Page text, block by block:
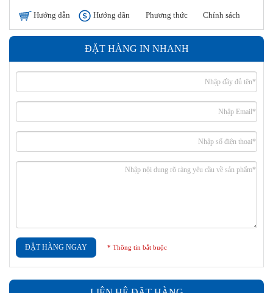
Hướng dẫn Hướng dãn
thanh toán
Phương thức
giao hàng
Chính sách
ĐẶT HÀNG IN NHANH
ĐẶT HÀNG NGAY * Thông tin bắt buộc